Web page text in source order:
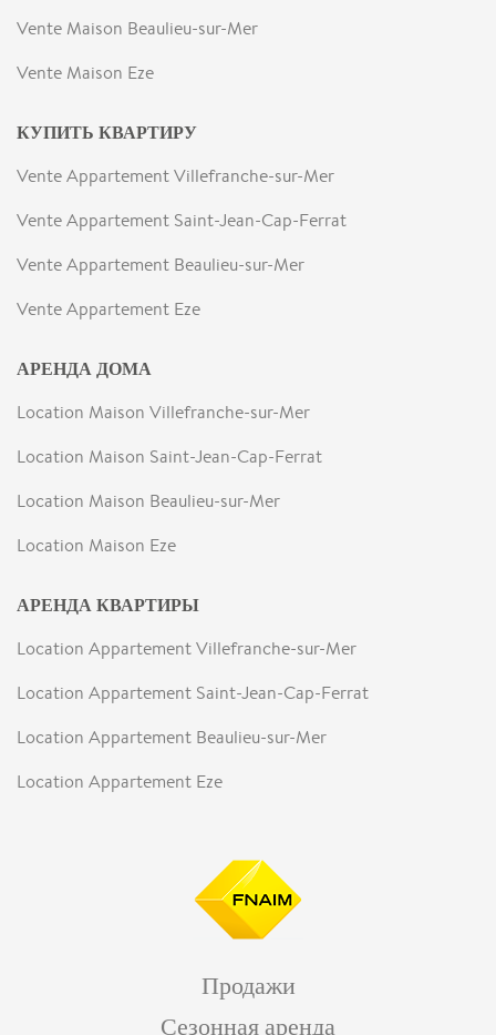
Vente Maison Beaulieu-sur-Mer
Vente Maison Eze
КУПИТЬ КВАРТИРУ
Vente Appartement Villefranche-sur-Mer
Vente Appartement Saint-Jean-Cap-Ferrat
Vente Appartement Beaulieu-sur-Mer
Vente Appartement Eze
АРЕНДА ДОМА
Location Maison Villefranche-sur-Mer
Location Maison Saint-Jean-Cap-Ferrat
Location Maison Beaulieu-sur-Mer
Location Maison Eze
АРЕНДА КВАРТИРЫ
Location Appartement Villefranche-sur-Mer
Location Appartement Saint-Jean-Cap-Ferrat
Location Appartement Beaulieu-sur-Mer
Location Appartement Eze
Продажи
Сезонная аренда